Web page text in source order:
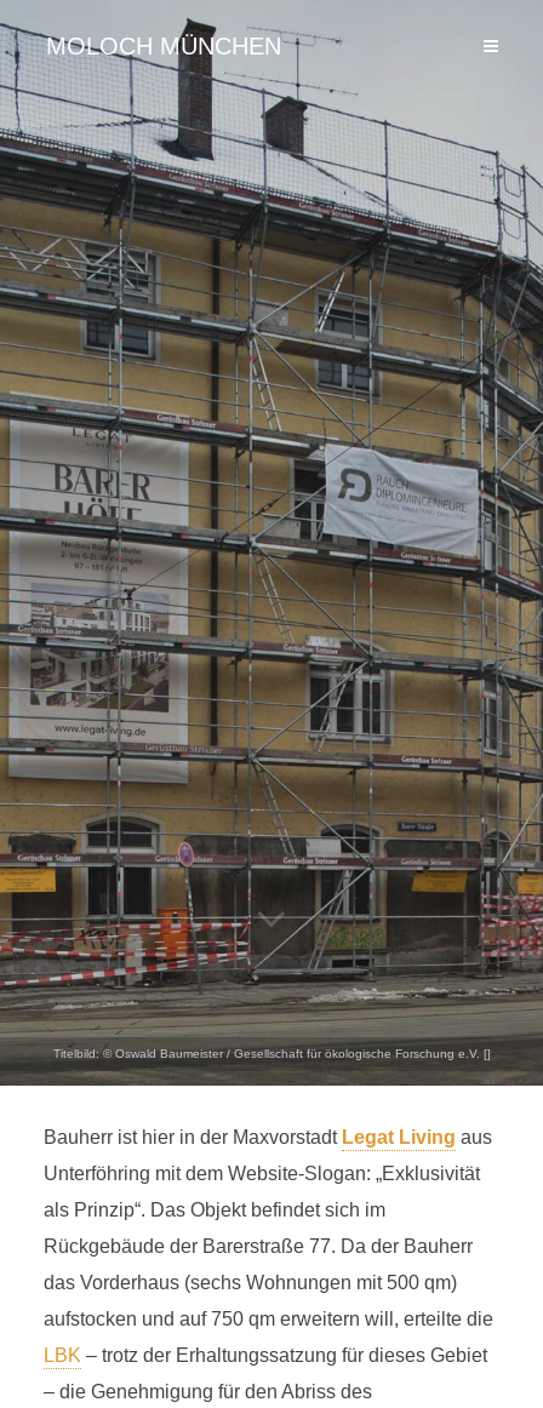
MOLOCH MÜNCHEN
Titelbild:© Oswald Baumeister / Gesellschaft für ökologische Forschung e.V. []
Bauherr ist hier in der Maxvorstadt Legat Living aus
Unterföhring mit dem Website-Slogan: „Exklusivität
als Prinzip“. Das Objekt befindet sich im
Rückgebäude der Barerstraße 77. Da der Bauherr
das Vorderhaus (sechs Wohnungen mit 500 qm)
aufstocken und auf 750 qm erweitern will, erteilte die
LBK – trotz der Erhaltungssatzung für dieses Gebiet
– die Genehmigung für den Abriss des